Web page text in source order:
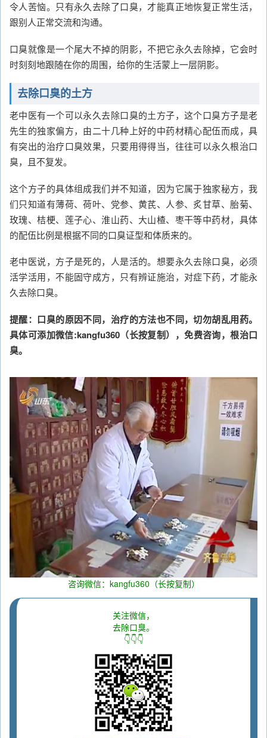
令人苦恼。只有永久去除了口臭，才能真正地恢复正常生活，
跟别人正常交流和沟通。
口臭就像是一个尾大不掉的阴影，不把它永久去除掉，它会时
时刻刻地跟随在你的周围，给你的生活蒙上一层阴影。
去除口臭的土方
老中医有一个可以永久去除口臭的土方子，这个口臭方子是老
先生的独家偏方，由二十几种上好的中药材精心配伍而成，具
有突出的治疗口臭效果，只要用得得当，往往可以永久根治口
臭，且不复发。
这个方子的具体组成我们并不知道，因为它属于独家秘方，我
们只知道有薄荷、荷叶、党参、黄芪、人参、炙甘草、胎菊、
玫瑰、桔梗、莲子心、淮山药、大山楂、枣干等中药材，具体
的配伍比例是根据不同的口臭证型和体质来的。
老中医说，方子是死的，人是活的。想要永久去除口臭，必须
活学活用，不能固守成方，只有辨证施治，对症下药，才能永
久去除口臭。
提醒：口臭的原因不同，治疗的方法也不同，切勿胡乱用药。
具体可添加微信:kangfu360（长按复制），免费咨询，根治口
臭。
咨询微信：kangfu360（长按复制）
关注微信，
去除口臭。
👇👇👇